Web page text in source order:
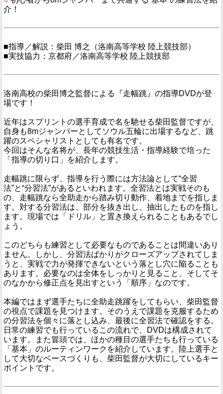
介！
■指導／解説：柴田 博之（洛南高等学校 陸上競技部）
■実技協力：京都府／洛南高等学校 陸上競技部
洛南高校の柴田博之監督による『走幅跳』の指導DVDが登
場です！
近年はスプリントの選手育成で名を馳せる柴田監督ですが、
自身も8mジャンパーとしてソウル五輪に出場するなど、跳
躍のスペシャリストとしても有名です。
今回はそんな名将が、長年の競技生活・指導経験で培った
「指導の切り口」を紹介します。
走幅跳に限らず、指導を行う際には方法論として“全習
法”と“分習法”があるといわれます。全習法とは実戦そのも
の、走幅跳なら全助走から踏み切り動作、着地までを指しま
す。対する分習法は、部分を抜き出し、抽出したものを指し
ます。現場では「ドリル」と置き換えられることもあるでし
ょう。
このどちらも練習として必要なものであることは間違いあり
ません。しかし、分習法ばかりがクローズアップされてしま
うと、実戦で力が発揮できないという落とし穴に陥ることも
あります。必要なのは全体をしっかりと見ること、そしてそ
のなかから修正点を見出すという「順序」なのです。
本編ではまず選手たちに全助走跳躍をしてもらい、柴田監督
の視点で課題を見つけます。そのうえで課題を克服するため
の分習法を個々に落とし込み、最後に全習法で確認をする。
日常の練習でも行っているこの流れで、DVDは構成されて
います。また冒頭では、ほかの種目の選手たちも行っている
「基本」のルーティンワークを紹介しています。陸上選手と
して大切なベースづくりも、柴田監督が大切にしているキー
ポイントです。